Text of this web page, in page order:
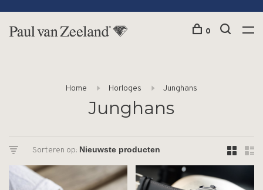
0
Home Horloges Junghans
Junghans
Sorteren op: